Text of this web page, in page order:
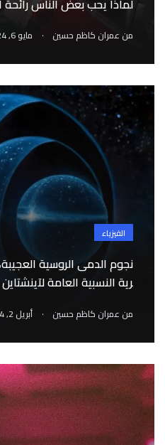
لماذا يحب بعض الناس رائحة
من عمران كاظم حسين . مايو 6, 2024
الفيزياء
نجوم الدمى الروسية
رية النسبية العامة لآينشتاين
من عمران كاظم حسين . أبريل 2, 2024